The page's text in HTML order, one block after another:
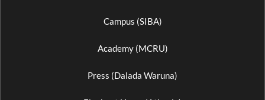
Campus (SIBA)
Academy (MCRU)
Press (Dalada Waruna)